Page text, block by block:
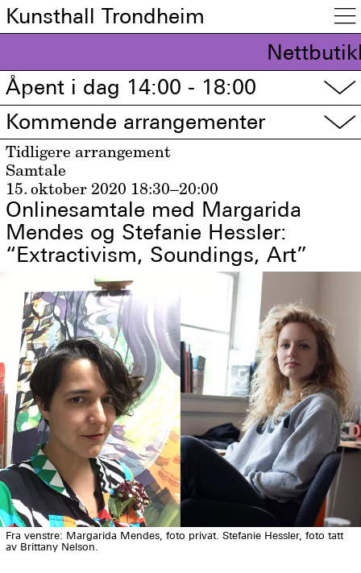
Kunsthall Trondheim 
Åpent i dag 14:00 - 18:00
▽
Kommende arrangementer ▽
Tidligere arrangement
Samtale
15. oktober 2020 18:30–20:00
Onlinesamtale med Margarida
Mendes og Stefanie Hessler:
“Extractivism, Soundings, Art”
Fra venstre: Margarida Mendes, foto privat. Stefanie Hessler, foto tatt
av Brittany Nelson.